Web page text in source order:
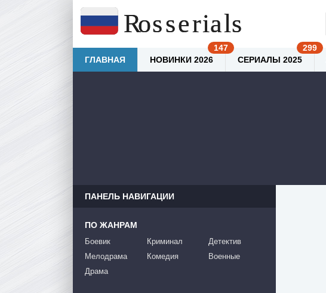
ПАНЕЛЬ НАВИГАЦИИ
ПО ЖАНРАМ
Боевик
Мелодрама
Драма
Криминал
Комедия
Детектив
Военные
ГЛАВНАЯ НОВИНКИ 2026 СЕРИАЛЫ 2025